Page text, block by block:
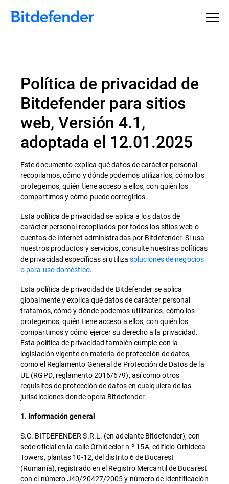
Política de privacidad de
Bitdefender para sitios
web, Versión 4.1,
adoptada el 12.01.2025
Este documento explica qué datos de carácter personal
recopilamos, cómo y dónde podemos utilizarlos, cómo los
protegemos, quién tiene acceso a ellos, con quién los
compartimos y cómo puede corregirlos.
Esta política de privacidad se aplica a los datos de
carácter personal recopilados por todos los sitios web o
cuentas de Internet administradas por Bitdefender. Si usa
nuestros productos y servicios, consulte nuestras políticas
de privacidad específicas si utilizasoluciones de negocios
o para uso doméstico.
Esta política de privacidad de Bitdefender se aplica
globalmente y explica qué datos de carácter personal
tratamos, cómo y dónde podemos utilizarlos, cómo los
protegemos, quién tiene acceso a ellos, con quién los
compartimos y cómo ejercer su derecho a la privacidad.
Esta política de privacidad también cumple con la
legislación vigente en materia de protección de datos,
como el Reglamento General de Protección de Datos de la
UE (RGPD, reglamento 2016/679), así como otros
requisitos de protección de datos en cualquiera de las
jurisdicciones donde opera Bitdefender.
1. Información general
S.C. BITDEFENDER S.R.L. (en adelante Bitdefender), con
sede oficial en la calle Orhideelor n.º 15A, edificio Orhideea
Towers, plantas 10-12, del distrito 6 de Bucarest
(Rumanía), registrado en el Registro Mercantil de Bucarest
con el número J40/20427/2005 y número de identificación